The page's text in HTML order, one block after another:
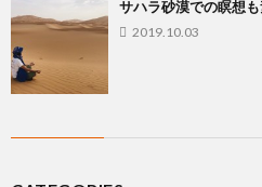
サハラ砂漠での瞑想
2019.10.03